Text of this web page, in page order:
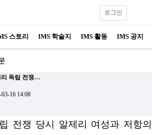
스토리 IMS 학술지 IMS 활동 IMS 공지
로그인
리 독립 전쟁…
03-16 14:08
전쟁 당시 알제리 여성과 저항의